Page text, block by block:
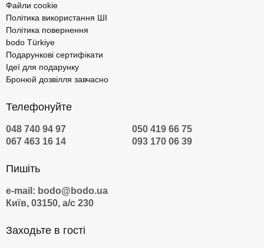
Файли cookie
Політика використання ШІ
Політика повернення
bodo Türkiye
Подарункові сертифікати
Ідеї для подарунку
Бронюй дозвілля завчасно
Телефонуйте
048 740 94 97
050 419 66 75
067 463 16 14
093 170 06 39
Пишіть
e-mail: bodo@bodo.ua
Київ, 03150, а/с 230
Заходьте в гості